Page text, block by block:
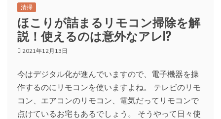
清掃
ほこりが詰まるリモコン掃除を解
説！使えるのは意外なアレ!?
2021年12月13日
今はデジタル化が進んでいますので、電子機器を操
作するのにリモコンを使いますよね。 テレビのリモ
コン、エアコンのリモコン、電気だってリモコンで
点けているお宅もあるでしょう。 そうやって日々使